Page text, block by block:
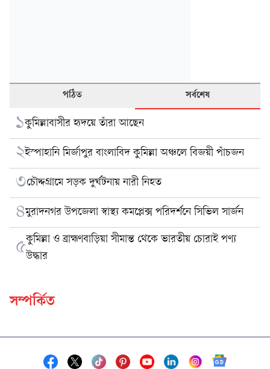
পঠিত সর্বশেষ
১কুমিল্লাবাসীর হৃদয়ে তাঁরা আছেন
২ইস্পাহানি মির্জাপুর বাংলাবিদ কুমিল্লা অঞ্চলে বিজয়ী পাঁচজন
৩চৌদ্দগ্রামে সড়ক দুর্ঘটনায় নারী নিহত
৪মুরাদনগর উপজেলা স্বাস্থ্য কমপ্লেক্স পরিদর্শনে সিভিল সার্জন
৫কুমিল্লা ও ব্রাহ্মণবাড়িয়া সীমান্ত থেকে ভারতীয় চোরাই পণ্য
উদ্ধার
সম্পর্কিত